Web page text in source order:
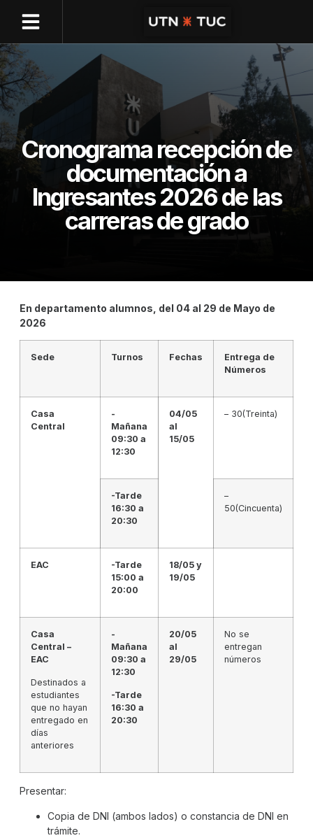
Cronograma recepción de
documentación a
Ingresantes 2026 de las
carreras de grado
En departamento alumnos, del 04 al 29 de Mayo de
2026
Sede Turnos Fechas
Entrega de
Números
Casa
Central
-
Mañana
09:30 a
12:30
04/05
al
15/05
– 30(Treinta)
-Tarde
16:30 a
20:30
–
50(Cincuenta)
EAC
-Tarde
15:00 a
20:00
18/05 y
19/05
Casa
Central –
EAC
Destinados a
estudiantes
que no hayan
entregado en
días
anteriores
-
Mañana
09:30 a
12:30
-Tarde
16:30 a
20:30
20/05
al
29/05
No se
entregan
números
Presentar:
Copia de DNI (ambos lados) o constancia de DNI en
trámite.